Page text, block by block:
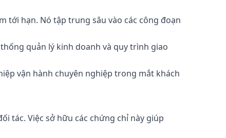
tới hạn. Nó tập trung sâu vào các công đoạn
quản lý kinh doanh và quy trình giao
vận hành chuyên nghiệp trong mắt khách
tác. Việc sở hữu các chứng chỉ này giúp